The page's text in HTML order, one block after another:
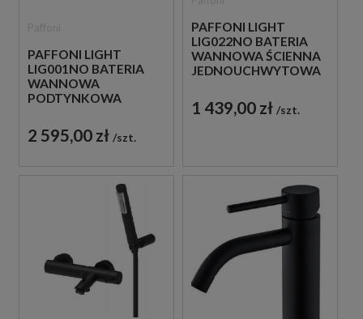
PAFFONI LIGHT
LIG001NO BATERIA
WANNOWA
PODTYNKOWA
CZARNA
2 595,00 zł szt.
PAFFONI LIGHT
LIG022NO BATERIA
WANNOWA ŚCIENNA
JEDNOUCHWYTOWA
1 439,00 zł szt.